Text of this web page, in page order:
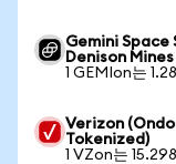
Gemini Space
Denison
1 GEMIon는
Verizon
Tokenized)
1 VZon는